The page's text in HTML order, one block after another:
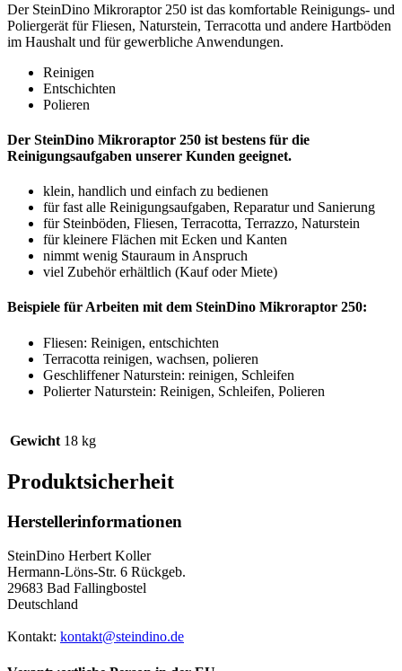
Der SteinDino Mikroraptor 250 ist das komfortable Reinigungs- und
Poliergerät für Fliesen, Naturstein, Terracotta und andere Hartböden
im Haushalt und für gewerbliche Anwendungen.
Reinigen
Entschichten
Polieren
Der SteinDino Mikroraptor 250 ist bestens für die
Reinigungsaufgaben unserer Kunden geeignet.
klein, handlich und einfach zu bedienen
für fast alle Reinigungsaufgaben, Reparatur und Sanierung
für Steinböden, Fliesen, Terracotta, Terrazzo, Naturstein
für kleinere Flächen mit Ecken und Kanten
nimmt wenig Stauraum in Anspruch
viel Zubehör erhältlich (Kauf oder Miete)
Beispiele für Arbeiten mit dem SteinDino Mikroraptor 250:
Fliesen: Reinigen, entschichten
Terracotta reinigen, wachsen, polieren
Geschliffener Naturstein: reinigen, Schleifen
Polierter Naturstein: Reinigen, Schleifen, Polieren
Gewicht 18 kg
Produktsicherheit
Herstellerinformationen
SteinDino Herbert Koller
Hermann-Löns-Str. 6 Rückgeb.
29683 Bad Fallingbostel
Deutschland
Kontakt: kontakt@steindino.de